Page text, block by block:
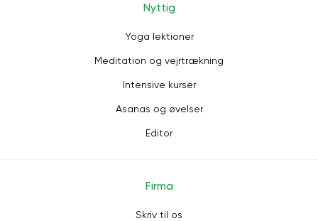
Nyttig
Yoga lektioner
Meditation og vejrtrækning
Intensive kurser
Asanas og øvelser
Editor
Firma
Skriv til os